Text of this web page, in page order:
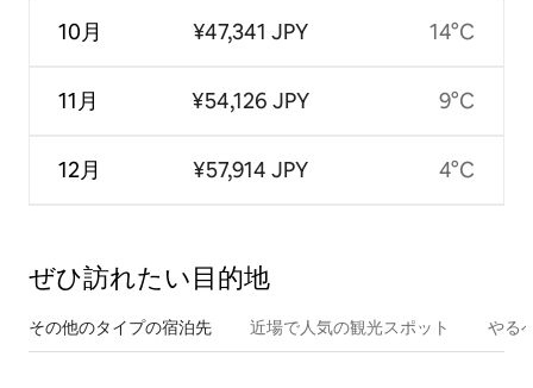
10月
11月
12月
¥47,341 JPY
¥54,126 JPY
¥57,914 JPY
14°C
9°C
4°C
ぜひ訪⁠れ⁠た⁠い目⁠的⁠地
その他のタ⁠イ⁠プ⁠の宿⁠泊⁠先 近場で人気の観光スポット やる